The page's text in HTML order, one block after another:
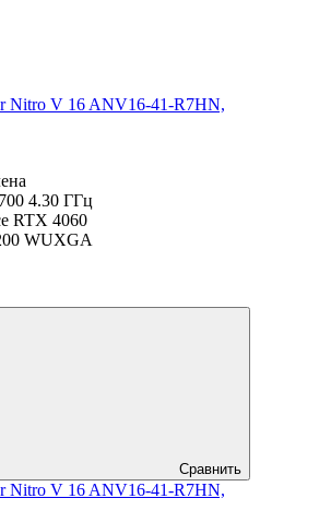
Nitro V 16 ANV16-41-R7HN,
4.30 ГГц
RTX 4060
WUXGA
Сравнить
Nitro V 16 ANV16-41-R7HN,